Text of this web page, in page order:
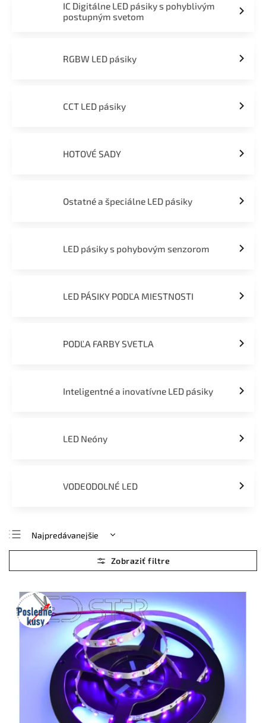
IC Digitálne LED pásiky s pohyblivým
postupným svetom
RGBW LED pásiky
CCT LED pásiky
HOTOVÉ SADY
Ostatné a špeciálne LED pásiky
LED pásiky s pohybovým senzorom
LED PÁSIKY PODĽA MIESTNOSTI
PODĽA FARBY SVETLA
Inteligentné a inovatívne LED pásiky
LED Neóny
VODEODOLNÉ LED
Najpredávanejšie
Najlacnejšie
Najdrahšie
Abecedne
Posledné
kusy